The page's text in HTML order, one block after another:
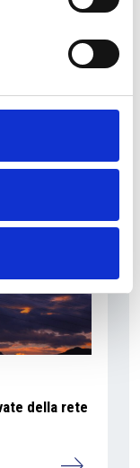
corso del
della rete